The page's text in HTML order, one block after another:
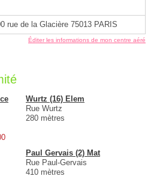
rue de la Glacière 75013 PARIS
Éditer les informations de mon centre aéré
Wurtz (16) Elem
Rue Wurtz
280 mètres
Paul Gervais (2) Mat
Rue Paul-Gervais
410 mètres